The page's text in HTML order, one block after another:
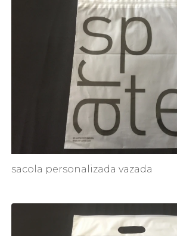
sacola personalizada vazada